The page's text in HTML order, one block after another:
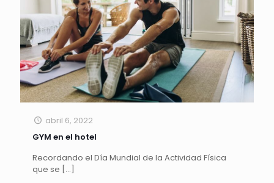
abril 6, 2022
GYM en el hotel
Recordando el Día Mundial de la Actividad Física
que se […]